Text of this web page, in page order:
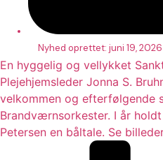
Nyhed oprettet: juni 19, 2026
En hyggelig og vellykket
Plejehjemsleder Jonna S.
velkommen og efterfølgende
Brandværnsorkester. I år
Petersen en båltale. Se